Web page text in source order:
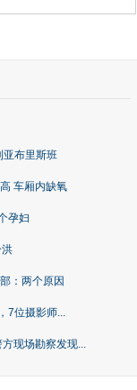
亚布里斯班
车厢内缺氧
孕妇
：两个原因
7位摄影师...
现场勘察发现...